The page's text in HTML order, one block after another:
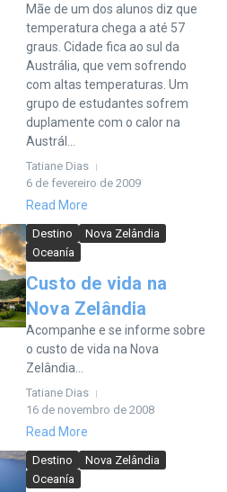
Mãe de um dos alunos diz que
temperatura chega a até 57
graus. Cidade fica ao sul da
Austrália, que vem sofrendo
com altas temperaturas. Um
grupo de estudantes sofrem
duplamente com o calor na
Austrál...
Tatiane Dias
6 de fevereiro de 2009
Read More
Destino
Nova Zelândia
Oceanía
Custo de vida na
Nova Zelândia
Acompanhe e se informe sobre
o custo de vida na Nova
Zelândia...
Tatiane Dias
16 de novembro de 2008
Read More
Destino
Nova Zelândia
Oceanía